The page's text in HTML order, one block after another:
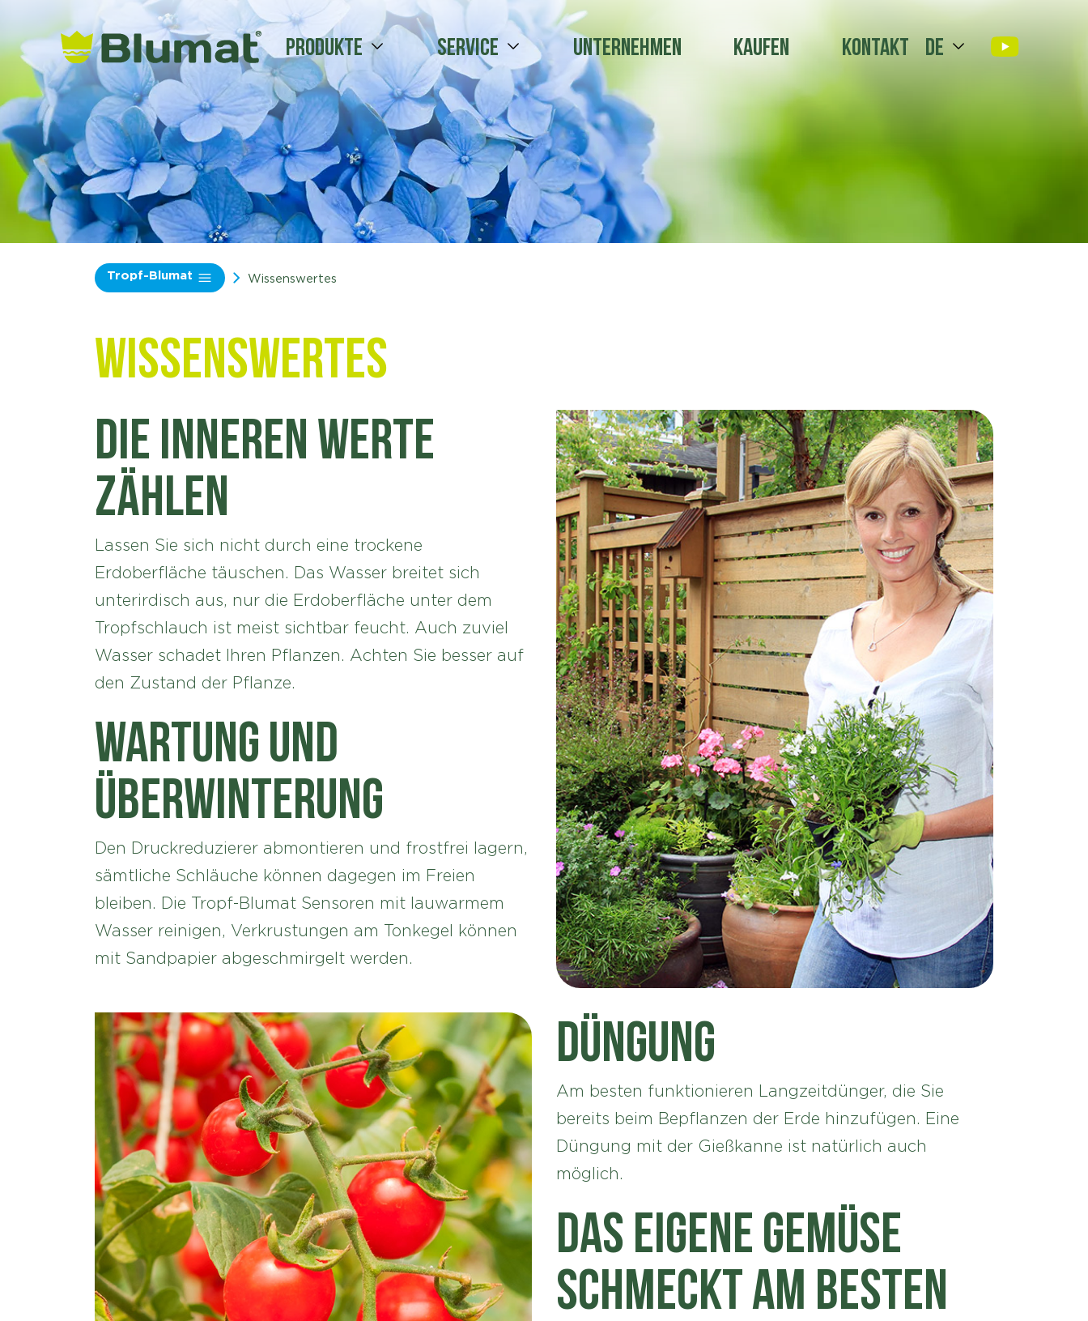
Produkte Service Unternehmen Kaufen Kontakt de
Tropf-Blumat Wissenswertes
Wissenswertes
Die inneren Werte
zählen
Lassen Sie sich nicht durch eine trockene
Erdoberfläche täuschen. Das Wasser breitet sich
unterirdisch aus, nur die Erdoberfläche unter dem
Tropfschlauch ist meist sichtbar feucht. Auch zuviel
Wasser schadet Ihren Pflanzen. Achten Sie besser auf
den Zustand der Pflanze.
Wartung und
Überwinterung
Den Druckreduzierer abmontieren und frostfrei lagern,
sämtliche Schläuche können dagegen im Freien
bleiben. Die Tropf-Blumat Sensoren mit lauwarmem
Wasser reinigen, Verkrustungen am Tonkegel können
mit Sandpapier abgeschmirgelt werden.
Düngung
Am besten funktionieren Langzeitdünger, die Sie
bereits beim Bepflanzen der Erde hinzufügen. Eine
Düngung mit der Gießkanne ist natürlich auch
möglich.
Das eigene Gemüse
schmeckt am besten